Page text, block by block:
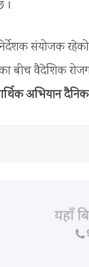
।
संयोजक
बीच वैदेशिक
अभियान दैनिक